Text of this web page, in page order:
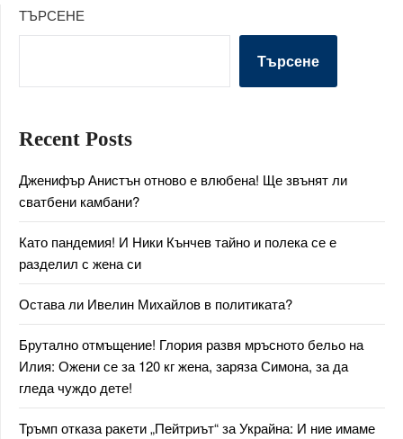
ТЪРСЕНЕ
Търсене
Recent Posts
Дженифър Анистън отново е влюбена! Ще звънят ли
сватбени камбани?
Като пандемия! И Ники Кънчев тайно и полека се е
разделил с жена си
Остава ли Ивелин Михайлов в политиката?
Брутално отмъщение! Глория развя мръсното бельо на
Илия: Ожени се за 120 кг жена, заряза Симона, за да
гледа чуждо дете!
Тръмп отказа ракети „Пейтриът“ за Украйна: И ние имаме